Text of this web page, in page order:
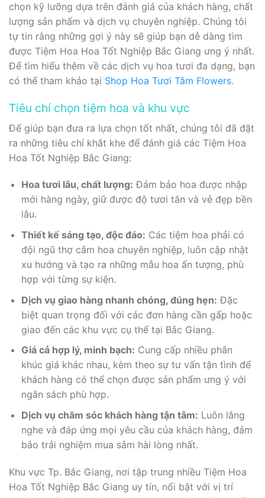
chọn kỹ lưỡng dựa trên đánh giá của khách hàng, chất
lượng sản phẩm và dịch vụ chuyên nghiệp. Chúng tôi
tự tin rằng những gợi ý này sẽ giúp bạn dễ dàng tìm
được Tiệm Hoa Hoa Tốt Nghiệp Bắc Giang ưng ý nhất.
Để tìm hiểu thêm về các dịch vụ hoa tươi đa dạng, bạn
có thể tham khảo tại Shop Hoa Tươi Tâm Flowers.
Tiêu chí chọn tiệm hoa và khu vực
Để giúp bạn đưa ra lựa chọn tốt nhất, chúng tôi đã đặt
ra những tiêu chí khắt khe để đánh giá các Tiệm Hoa
Hoa Tốt Nghiệp Bắc Giang:
Hoa tươi lâu, chất lượng: Đảm bảo hoa được nhập
mới hàng ngày, giữ được độ tươi tắn và vẻ đẹp bền
lâu.
Thiết kế sáng tạo, độc đáo: Các tiệm hoa phải có
đội ngũ thợ cắm hoa chuyên nghiệp, luôn cập nhật
xu hướng và tạo ra những mẫu hoa ấn tượng, phù
hợp với từng sự kiện.
Dịch vụ giao hàng nhanh chóng, đúng hẹn: Đặc
biệt quan trọng đối với các đơn hàng cần gấp hoặc
giao đến các khu vực cụ thể tại Bắc Giang.
Giá cả hợp lý, minh bạch: Cung cấp nhiều phân
khúc giá khác nhau, kèm theo sự tư vấn tận tình để
khách hàng có thể chọn được sản phẩm ưng ý với
ngân sách phù hợp.
Dịch vụ chăm sóc khách hàng tận tâm: Luôn lắng
nghe và đáp ứng mọi yêu cầu của khách hàng, đảm
bảo trải nghiệm mua sắm hài lòng nhất.
Khu vực Tp. Bắc Giang, nơi tập trung nhiều Tiệm Hoa
Hoa Tốt Nghiệp Bắc Giang uy tín, nổi bật với vị trí